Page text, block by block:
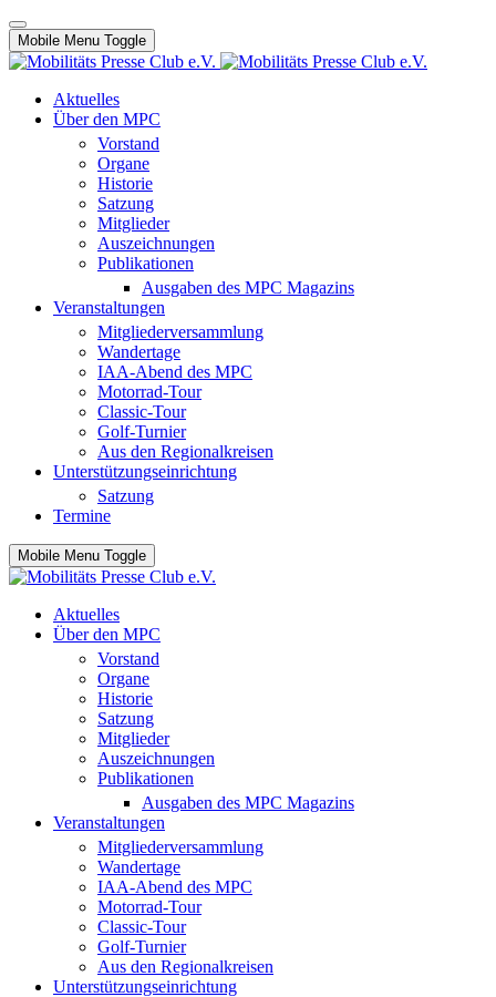
Mobile Menu Toggle
Aktuelles
Über den MPC
Vorstand
Organe
Historie
Satzung
Mitglieder
Auszeichnungen
Publikationen
Ausgaben des MPC Magazins
Veranstaltungen
Mitgliederversammlung
Wandertage
IAA-Abend des MPC
Motorrad-Tour
Classic-Tour
Golf-Turnier
Aus den Regionalkreisen
Unterstützungseinrichtung
Satzung
Termine
Mobile Menu Toggle
Aktuelles
Über den MPC
Vorstand
Organe
Historie
Satzung
Mitglieder
Auszeichnungen
Publikationen
Ausgaben des MPC Magazins
Veranstaltungen
Mitgliederversammlung
Wandertage
IAA-Abend des MPC
Motorrad-Tour
Classic-Tour
Golf-Turnier
Aus den Regionalkreisen
Unterstützungseinrichtung